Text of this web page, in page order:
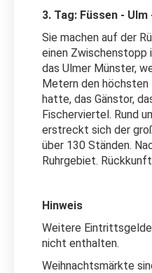
3. Tag: Füssen -
Sie machen auf der
einen Zwischenstopp
das Ulmer Münster,
Metern den
hatte, das Gänstor,
Fischerviertel. Rund
erstreckt sich der
über 130 Ständen.
Ruhrgebiet.
Hinweis
Weitere
nicht enthalten.
Weihnachtsmärkte